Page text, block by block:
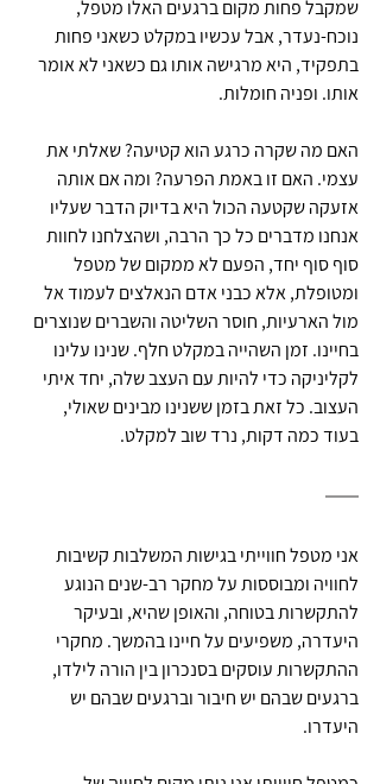
שמקבל פחות מקום ברגעים האלו מטפל,
נוכח-נעדר, אבל עכשיו במקלט כשאני פחות
בתפקיד, היא מרגישה אותו גם כשאני לא אומר
אותו. ופניה חומלות.
האם מה שקרה כרגע הוא קטיעה? שאלתי את
עצמי. האם זו באמת הפרעה? ומה אם אותה
אזעקה שקטעה הכול היא בדיוק הדבר שעליו
אנחנו מדברים כל כך הרבה, ושהצלחנו לחוות
סוף סוף יחד, הפעם לא ממקום של מטפל
ומטופלת, אלא כבני אדם הנאלצים לעמוד אל
מול הארעיות, חוסר השליטה והשברים שנוצרים
בחיינו. זמן השהייה במקלט חלף. שנינו עלינו
לקליניקה כדי להיות עם העצב שלה, יחד איתי
העצוב. כל זאת בזמן ששנינו מבינים שאולי,
בעוד כמה דקות, נרד שוב למקלט.
אני מטפל חווייתי בגישות המשלבות קשיבות
לחוויה ומבוססות על מחקר רב-שנים הנוגע
להתקשרות בטוחה, והאופן שהיא, ובעיקר
היעדרה, משפיעים על חיינו בהמשך. מחקרי
ההתקשרות עוסקים בסנכרון בין הורה לילדו,
ברגעים שבהם יש חיבור וברגעים שבהם יש
היעדרו.